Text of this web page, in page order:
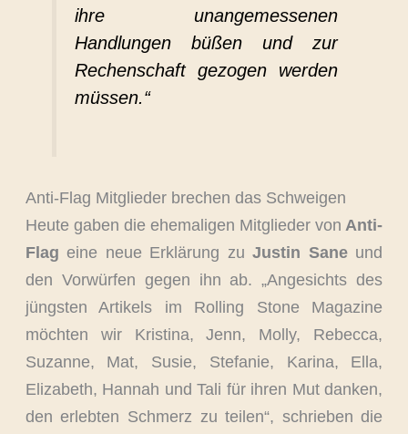
ihre unangemessenen
Handlungen büßen und zur
Rechenschaft gezogen werden
müssen.“
Anti-Flag Mitglieder brechen das Schweigen
Heute gaben die ehemaligen Mitglieder von Anti-
Flag eine neue Erklärung zuJustin Saneund
den Vorwürfen gegen ihn ab. „Angesichts des
jüngsten Artikels im Rolling Stone Magazine
möchten wir Kristina, Jenn, Molly, Rebecca,
Suzanne, Mat, Susie, Stefanie, Karina, Ella,
Elizabeth, Hannah und Tali für ihren Mut danken,
den erlebten Schmerz zu teilen“, schrieben die